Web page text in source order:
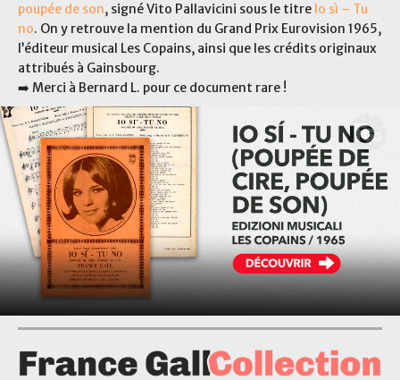
poupée de son, signé Vito Pallavicini sous le titre Io sì – Tu
no. On y retrouve la mention du Grand Prix Eurovision 1965,
l’éditeur musical Les Copains, ainsi que les crédits originaux
attribués à Gainsbourg.
➡️ Merci à Bernard L. pour ce document rare !